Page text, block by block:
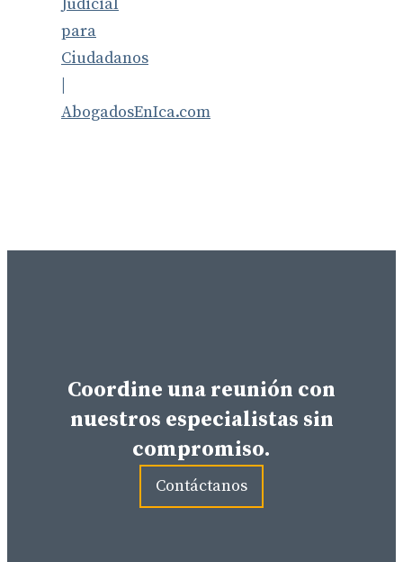
para
Ciudadanos
AbogadosEnIca.com
Coordine una reunión con
nuestros especialistas sin
compromiso.
Contáctanos